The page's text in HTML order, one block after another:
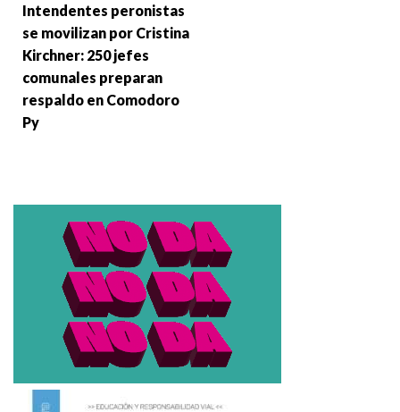
Intendentes peronistas
se movilizan por Cristina
Kirchner: 250 jefes
comunales preparan
respaldo en Comodoro
Py